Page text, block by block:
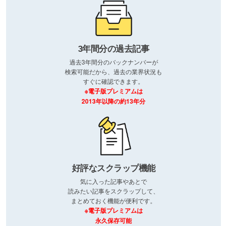
3年間分の過去記事
過去3年間分のバックナンバーが
検索可能だから、過去の業界状況も
すぐに確認できます。
※電子版プレミアムは
2013年以降の約13年分
好評なスクラップ機能
気に入った記事やあとで
読みたい記事をスクラップして、
まとめておく機能が便利です。
※電子版プレミアムは
永久保存可能